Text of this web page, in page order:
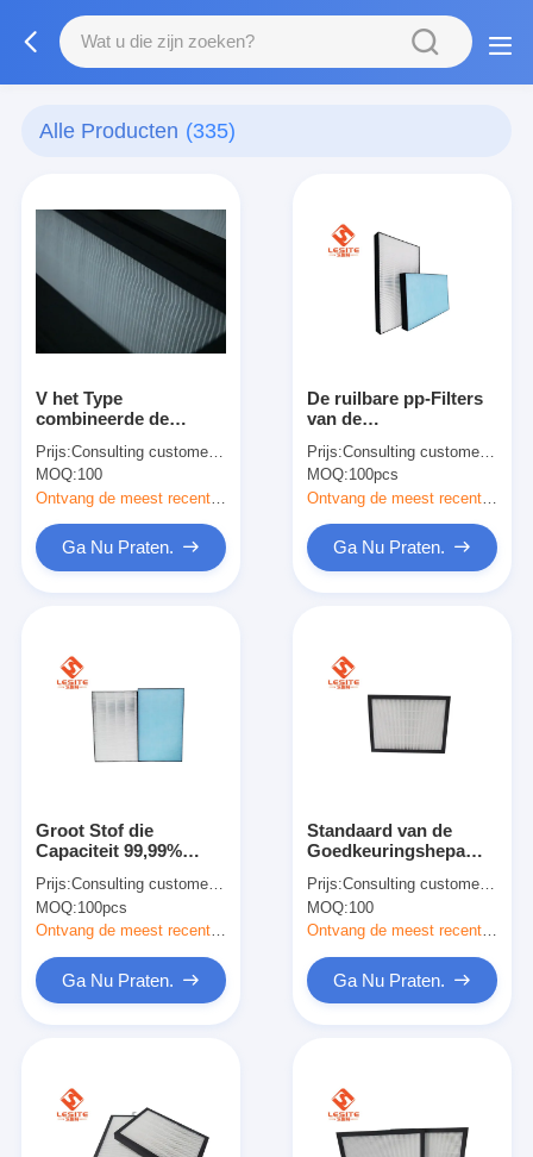
Alle Producten (335)
V het Type
combineerde de
G4-Filters van
Airconditioningshepa
Prijs:Consulting customer service
MOQ:100
Ontvang de meest recente Prijs
Ga Nu Praten.
De ruilbare pp-Filters
van de
Hepa-Luchtfilter met
Zakfilter
Prijs:Consulting customer service
MOQ:100pcs
Ga Nu Praten.
Groot Stof die
Capaciteit 99,99%
Industriële Hepa Filter
Prijs:Consulting customer service
MOQ:100pcs
Ontvang de meest recente Prijs
Ga Nu Praten.
Standaard van de
Goedkeuringshepa
Luchtfilter voor
Airconditioner, de
Ware Hepa Filter van
Prijs:Consulting customer service
MOQ:100
Ga Nu Praten.